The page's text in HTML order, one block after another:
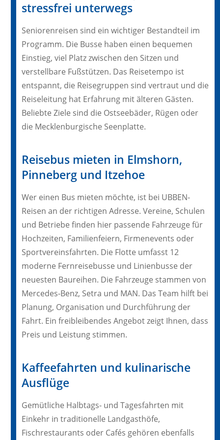
stressfrei unterwegs
Seniorenreisen sind ein wichtiger Bestandteil im
Programm. Die Busse haben einen bequemen
Einstieg, viel Platz zwischen den Sitzen und
verstellbare Fußstützen. Das Reisetempo ist
entspannt, die Reisegruppen sind vertraut und die
Reiseleitung hat Erfahrung mit älteren Gästen.
Beliebte Ziele sind die Ostseebäder, Rügen oder
die Mecklenburgische Seenplatte.
Reisebus mieten in Elmshorn,
Pinneberg und Itzehoe
Wer einen Bus mieten möchte, ist bei UBBEN-
Reisen an der richtigen Adresse. Vereine, Schulen
und Betriebe finden hier passende Fahrzeuge für
Hochzeiten, Familienfeiern, Firmenevents oder
Sportvereinsfahrten. Die Flotte umfasst 12
moderne Fernreisebusse und Linienbusse der
neuesten Baureihen. Die Fahrzeuge stammen von
Mercedes-Benz, Setra und MAN. Das Team hilft bei
Planung, Organisation und Durchführung der
Fahrt. Ein freibleibendes Angebot zeigt Ihnen, dass
Preis und Leistung stimmen.
Kaffeefahrten und kulinarische
Ausflüge
Gemütliche Halbtags- und Tagesfahrten mit
Einkehr in traditionelle Landgasthöfe,
Fischrestaurants oder Cafés gehören ebenfalls